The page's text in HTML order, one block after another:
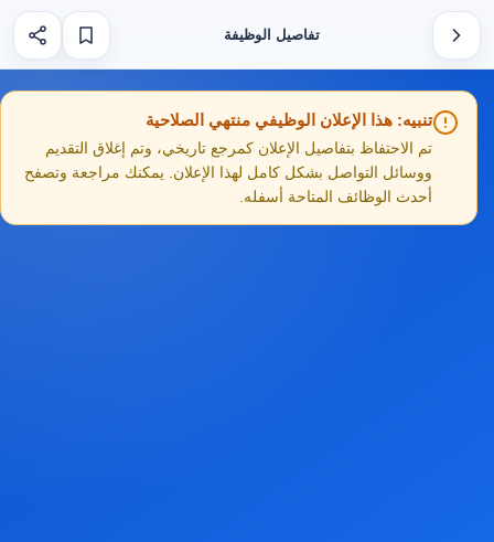
تفاصيل الوظيفة
تنبيه: هذا الإعلان الوظيفي منتهي الصلاحية
تم الاحتفاظ بتفاصيل الإعلان كمرجع تاريخي، وتم إغلاق التقديم
ووسائل التواصل بشكل كامل لهذا الإعلان. يمكنك مراجعة وتصفح
أحدث الوظائف المتاحة أسفله.